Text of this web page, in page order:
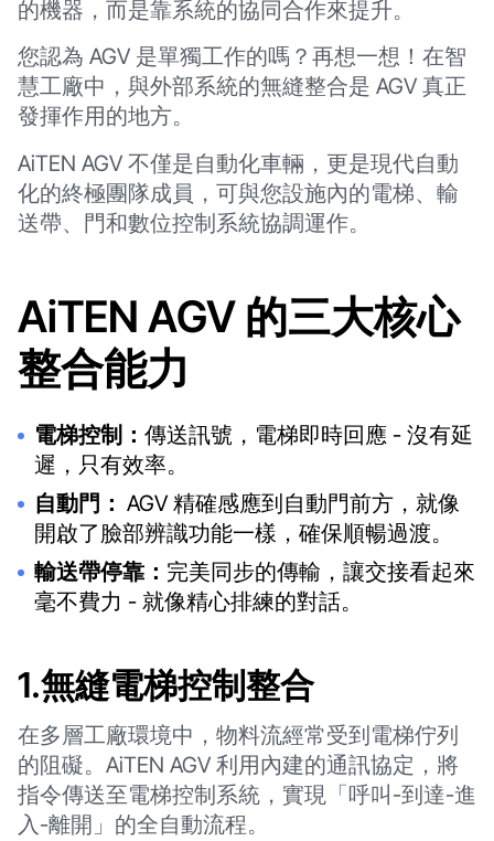
的機器，而是靠系統的協同合作來提升。
您認為 AGV 是單獨工作的嗎？再想一想！在智
慧工廠中，與外部系統的無縫整合是 AGV 真正
發揮作用的地方。
AiTEN AGV 不僅是自動化車輛，更是現代自動
化的終極團隊成員，可與您設施內的電梯、輸
送帶、門和數位控制系統協調運作。
AiTEN AGV 的三大核心
整合能力
電梯控制：傳送訊號，電梯即時回應 - 沒有延
遲，只有效率。
自動門：AGV 精確感應到自動門前方，就像
開啟了臉部辨識功能一樣，確保順暢過渡。
輸送帶停靠： 完美同步的傳輸，讓交接看起來
毫不費力 - 就像精心排練的對話。
1.無縫電梯控制整合
在多層工廠環境中，物料流經常受到電梯佇列
的阻礙。AiTEN AGV 利用內建的通訊協定，將
指令傳送至電梯控制系統，實現「呼叫-到達-進
入-離開」的全自動流程。